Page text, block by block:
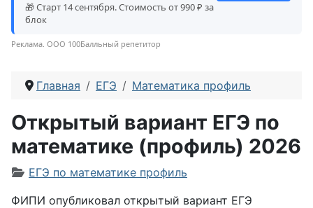
🎁 Старт 14 сентября. Стоимость от 990 ₽ за
блок
Реклама. ООО 100Балльный репетитор
Главная ЕГЭ Математика профиль
Открытый вариант ЕГЭ по
математике (профиль) 2026
Информация о материале
ЕГЭ по математике профиль
ФИПИ опубликовал открытый вариант ЕГЭ